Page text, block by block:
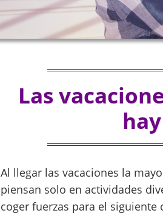
Las
Al llegar las vacaciones la
piensan solo en actividades
coger fuerzas para el siguiente